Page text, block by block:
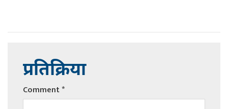
प्रतिक्रिया
Comment*